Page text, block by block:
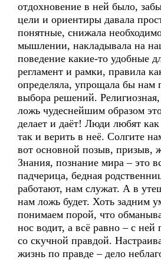
отдохновение в ней было,
цели и ориентиры давала
понятные, снижала
мышлении, накладывала на
поведение какие-то удобные
регламент и рамки, правила
определяла, упрощала бы нам
выбора решений.
ложь чудеснейшим образом
делает и даёт! Люди любят
так и верить в неё. Солгите
вот основной позыв, призыв,
Знания, познание мира – это
падчерица, бедная
работают, нам служат. А в
нам ложь будет. Хоть задним
понимаем порой, что
нос водит, а всё равно – с ней
со скучной правдой.
жизнь по правде – дело